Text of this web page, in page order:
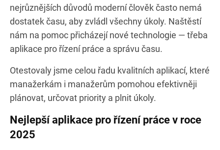
nejrůznějších důvodů moderní člověk často nemá
dostatek času, aby zvládl všechny úkoly. Naštěstí
nám na pomoc přicházejí nové technologie — třeba
aplikace pro řízení práce a správu času.
Otestovaly jsme celou řadu kvalitních aplikací, které
manažerkám i manažerům pomohou efektivněji
plánovat, určovat priority a plnit úkoly.
Nejlepší aplikace pro řízení práce v roce
2025